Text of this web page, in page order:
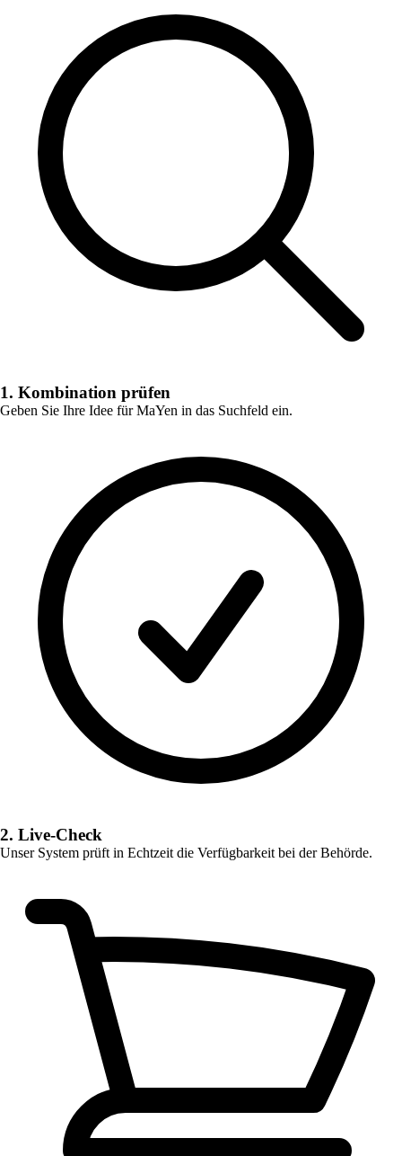
1. Kombination prüfen
Geben Sie Ihre Idee fürMaYen in das Suchfeld ein.
2. Live-Check
Unser System prüft in Echtzeit die Verfügbarkeit bei der Behörde.